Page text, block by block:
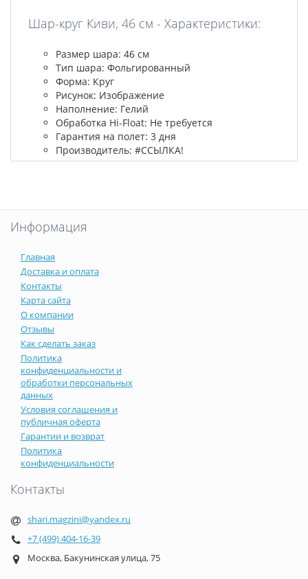
Шар-круг Киви, 46 см - Характеристики:
Размер шара: 46 см
Тип шара: Фольгированный
Форма: Круг
Рисунок: Изображение
Наполнение: Гелий
Обработка Hi-Float: Не требуется
Гарантия на полет: 3 дня
Производитель: #ССЫЛКА!
Информация
Главная
Доставка и оплата
Контакты
Карта сайта
О компании
Отзывы
Как сделать заказ
Политика
конфиденциальности и
обработки персональных
данных
Условия соглашения и
публичная оферта
Гарантии и возврат
Политика
конфиденциальности
Контакты
shari.magzini@yandex.ru
+7 (499) 404-16-39
Москва, Бакунинская улица, 75